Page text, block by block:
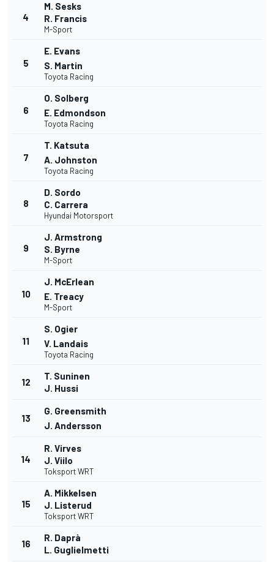
4
M. Sesks
R. Francis
M-Sport
5
E. Evans
S. Martin
Toyota Racing
6
O. Solberg
E. Edmondson
Toyota Racing
7
T. Katsuta
A. Johnston
Toyota Racing
8
D. Sordo
C. Carrera
Hyundai Motorsport
9
J. Armstrong
S. Byrne
M-Sport
10
J. McErlean
E. Treacy
M-Sport
11
S. Ogier
V. Landais
Toyota Racing
12
T. Suninen
J. Hussi
13
G. Greensmith
J. Andersson
14
R. Virves
J. Viilo
Toksport WRT
15
A. Mikkelsen
J. Listerud
Toksport WRT
16
R. Daprà
L. Guglielmetti